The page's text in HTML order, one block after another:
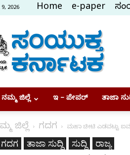
2026 Home e-paper
Samyukta
Karnataka
ನಮ್ಮ ಜಿಲ್ಲೆ ಇ – ಪೇಪರ್ ತಾಜಾ
ಜಿಲ್ಲೆ ಗದಗ ಮಹಾ ಚೀಟಿ ಎಡವಟ್ಟು
ಗದಗ ತಾಜಾ ಸುದ್ದಿ ಸುದ್ದಿ ರಾಜ್ಯ